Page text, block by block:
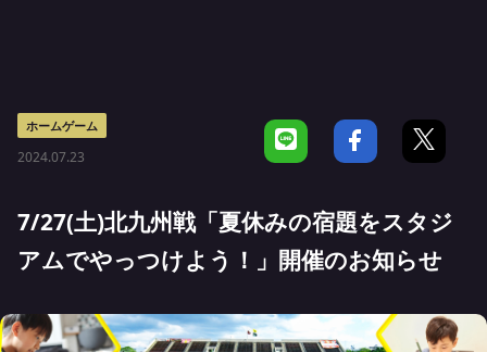
ホームゲーム
2024.07.23
7/27(土)北九州戦「夏休みの宿題をスタジ
アムでやっつけよう！」開催のお知らせ